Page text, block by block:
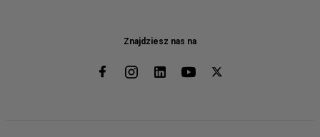
Znajdziesz nas na